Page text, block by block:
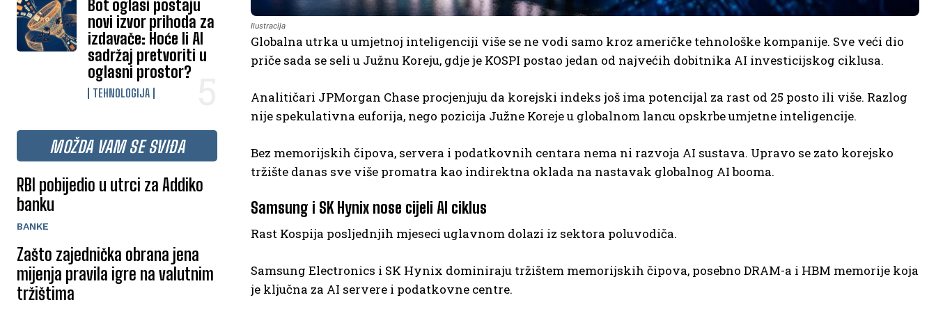
Bot oglasi postaju
novi izvor prihoda za
izdavače: Hoće li AI
sadržaj pretvoriti u
oglasni prostor?
TEHNOLOGIJA
MOŽDA VAM SE SVIĐA
RBI pobijedio u utrci za Addiko
banku
BANKE
Zašto zajednička obrana jena
mijenja pravila igre na valutnim
tržištima
Ilustracija
Globalna utrka u umjetnoj inteligenciji više se ne vodi samo kroz američke tehnološke kompanije. Sve veći dio
priče sada se seli u Južnu Koreju, gdje je KOSPI postao jedan od najvećih dobitnika AI investicijskog ciklusa.
Analitičari JPMorgan Chase procjenjuju da korejski indeks još ima potencijal za rast od 25 posto ili više. Razlog
nije spekulativna euforija, nego pozicija Južne Koreje u globalnom lancu opskrbe umjetne inteligencije.
Bez memorijskih čipova, servera i podatkovnih centara nema ni razvoja AI sustava. Upravo se zato korejsko
tržište danas sve više promatra kao indirektna oklada na nastavak globalnog AI booma.
Samsung i SK Hynix nose cijeli AI ciklus
Rast Kospija posljednjih mjeseci uglavnom dolazi iz sektora poluvodiča.
Samsung Electronics i SK Hynix dominiraju tržištem memorijskih čipova, posebno DRAM-a i HBM memorije koja
je ključna za AI servere i podatkovne centre.